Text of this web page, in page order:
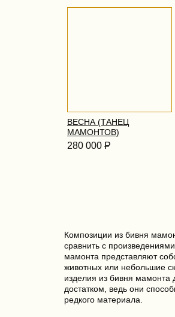
ВЕСНА (ТАНЕЦ
МАМОНТОВ)
280 000 Р
Композиции из бивня
сравнить с
мамонта представляют
животных или небольшие
изделия из бивня
достатком, ведь они
редкого материала.